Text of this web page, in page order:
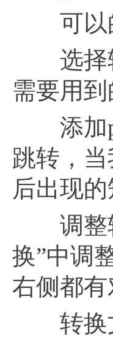
可以的
选择转
需要用到
添加
跳转，
后出现
调整转
换”中调
右侧都
转换文